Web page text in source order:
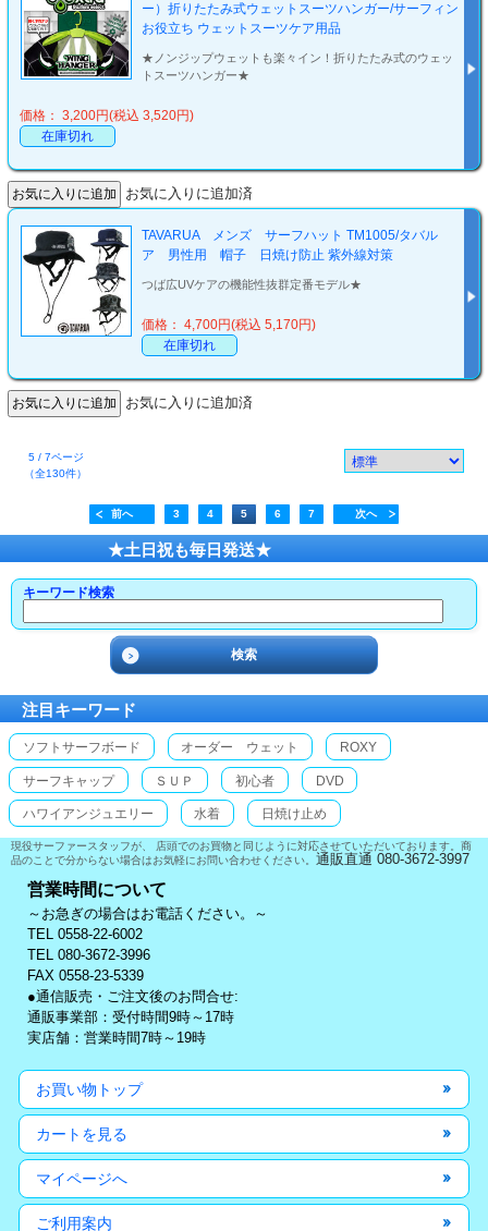
ー）折りたたみ式ウェットスーツハンガー/サーフィン
お役立ち ウェットスーツケア用品
★ノンジップウェットも楽々イン！折りたたみ式のウェッ
トスーツハンガー★
価格： 3,200円(税込 3,520円)
在庫切れ
お気に入りに追加済
TAVARUA メンズ サーフハット TM1005/タバル
ア 男性用 帽子 日焼け防止 紫外線対策
つば広UVケアの機能性抜群定番モデル★
価格： 4,700円(税込 5,170円)
在庫切れ
お気に入りに追加済
5 / 7ページ
（全130件）
前へ 3 4 5 6 7 次へ
★土日祝も毎日発送★
キーワード検索
注目キーワード
ソフトサーフボード オーダー ウェット ROXY
サーフキャップ ＳＵＰ 初心者 DVD
ハワイアンジュエリー 水着 日焼け止め
現役サーファースタッフが、 店頭でのお買物と同じように対応させていただいております。商
品のことで分からない場合はお気軽にお問い合わせください。 通販直通 080-3672-3997
営業時間について
～お急ぎの場合はお電話ください。～
TEL 0558-22-6002
TEL 080-3672-3996
FAX 0558-23-5339
●通信販売・ご注文後のお問合せ:
通販事業部：受付時間9時～17時
実店舗：営業時間7時～19時
お買い物トップ
カートを見る
マイページへ
ご利用案内